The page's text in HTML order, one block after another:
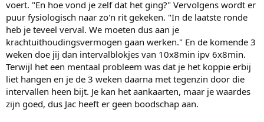
voert. "En hoe vond je zelf dat het ging?" Vervolgens wordt er
puur fysiologisch naar zo'n rit gekeken. "In de laatste ronde
heb je teveel verval. We moeten dus aan je
krachtuithoudingsvermogen gaan werken." En de komende 3
weken doe jij dan intervalblokjes van 10x8min ipv 6x8min.
Terwijl het een mentaal probleem was dat je het koppie erbij
liet hangen en je de 3 weken daarna met tegenzin door die
intervallen heen bijt. Je kan het aankaarten, maar je waardes
zijn goed, dus Jac heeft er geen boodschap aan.